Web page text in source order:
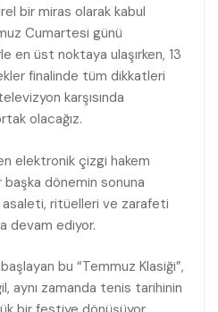
bir miras olarak kabul
Cumartesi günü
en üst noktaya ulaşırken, 13
finalinde tüm dikkatleri
karşısında
olacağız.
elektronik çizgi hakem
başka dönemin sonuna
asaleti, ritüelleri ve zarafeti
devam ediyor.
bu “Temmuz Klasiği”,
aynı zamanda tenis tarihinin